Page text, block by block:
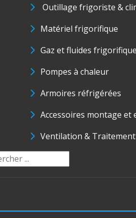
Outillage frigoriste &
Matériel frigorifique
Gaz et fluides
Pompes à chaleur
Armoires réfrigérées
Accessoires montage et
Ventilation &